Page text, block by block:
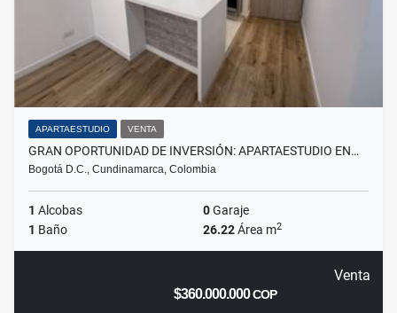
APARTAESTUDIO VENTA
GRAN OPORTUNIDAD DE INVERSIÓN: APARTAESTUDIO EN…
Bogotá D.C., Cundinamarca, Colombia
1 Alcobas 0Garaje
1 Baño 26.22Área m2
Venta
$360.000.000COP